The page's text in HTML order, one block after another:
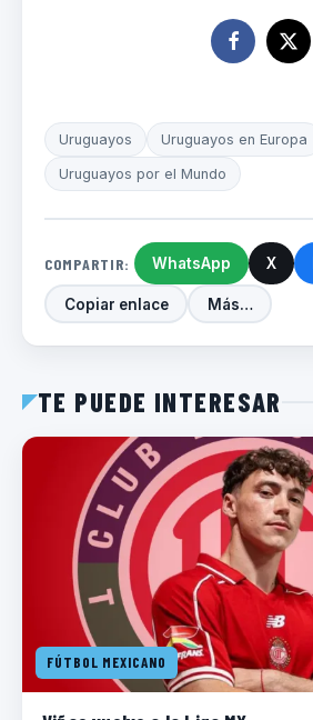
Uruguayos Uruguayos en Europa
Uruguayos por el Mundo
COMPARTIR: WhatsApp X
Copiar enlace Más…
TE PUEDE INTERESAR
FÚTBOL MEXICANO